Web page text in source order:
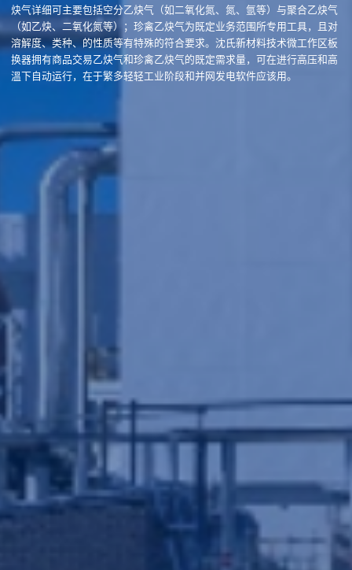
炔气详细可主要包括空分乙炔气（如二氧化氮、氮、氩等）与聚合乙炔气
（如乙炔、二氧化氮等）；珍禽乙炔气为既定业务范围所专用工具，且对
溶解度、类种、的性质等有特殊的符合要求。沈氏新材料技术微工作区板
换器拥有商品交易乙炔气和珍禽乙炔气的既定需求量，可在进行高压和高
溫下自动运行，在于繁多轻轻工业阶段和并网发电软件应该用。